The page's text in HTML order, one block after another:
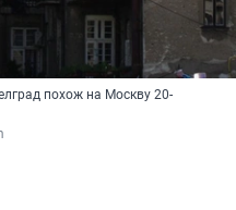
похож на Москву 20-